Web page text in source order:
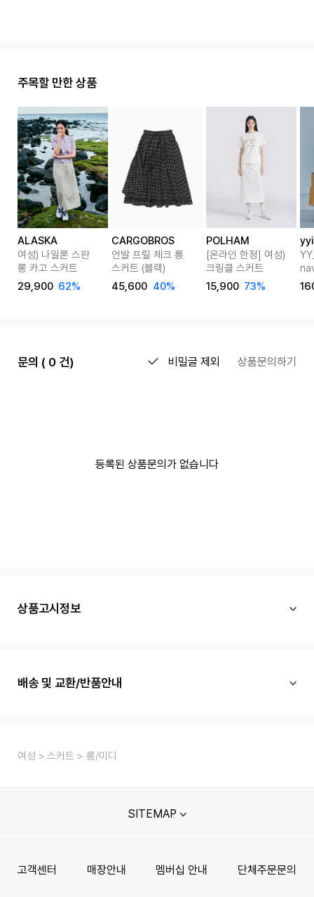
주목할 만한 상품
ALASKA
여성) 나일론 스판
롱 카고 스커트
29,900 62%
CARGOBROS
언발 프릴 체크 롱
스커트 (블랙)
45,600 40%
POLHAM
[온라인 한정] 여성)
크링클 스커트
15,900 73%
문의 ( 0 건) 비밀글 제외 상품문의하기
등록된 상품문의가 없습니다
상품고시정보
배송 및 교환/반품안내
여성 스커트 롱/미디
SITEMAP
고객센터 매장안내 멤버십 안내 단체주문문의